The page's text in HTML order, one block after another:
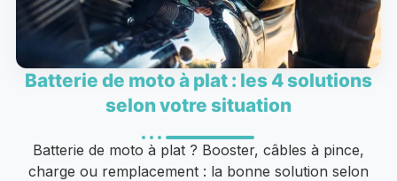
Batterie de moto à plat : les 4 solutions
selon votre situation
Batterie de moto à plat ? Booster, câbles à pince,
charge ou remplacement : la bonne solution selon